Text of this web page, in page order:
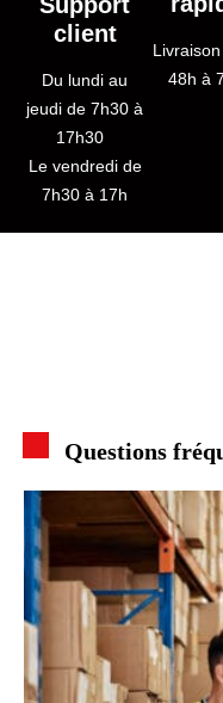
client
Du lundi au
jeudi de 7h30 à
17h30
Le vendredi de
7h30 à 17h
48h à
Questions